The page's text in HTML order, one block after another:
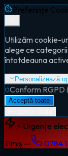
Preferințe
Utilizăm cookie-
alege ce
întotdeauna
Personalizează
Conform RGPD
Acceptă toate
⚡ Urgențe
Timiș —
0784